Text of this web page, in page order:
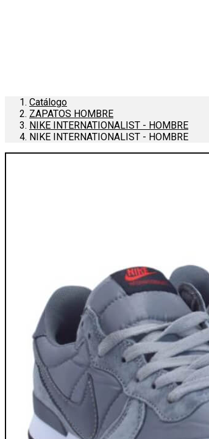
Catálogo
ZAPATOS HOMBRE
NIKE INTERNATIONALIST - HOMBRE
NIKE INTERNATIONALIST - HOMBRE